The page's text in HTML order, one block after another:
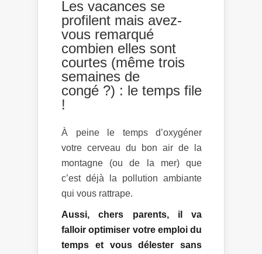
Les vacances se
profilent mais avez-
vous remarqué
combien elles sont
courtes (même trois
semaines de
congé ?) : le temps file
!
À peine le temps d’oxygéner
votre cerveau du bon air de la
montagne (ou de la mer) que
c’est déjà la pollution ambiante
qui vous rattrape.
Aussi, chers parents, il va
falloir optimiser votre emploi du
temps et vous délester sans